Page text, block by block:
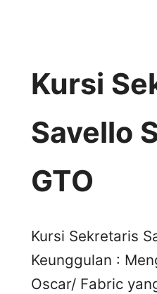
Kursi
Savello
GTO
Kursi Sekretaris
Keunggulan :
Oscar/ Fabric